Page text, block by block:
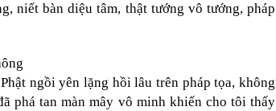
niết bàn diệu tâm, thật tướng vô tướng, pháp
ngồi yên lặng hồi lâu trên pháp tọa, không
phá tan màn mây vô minh khiến cho tôi thấy